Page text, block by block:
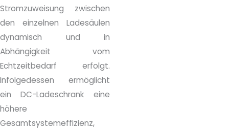
Stromzuweisung zwischen
den einzelnen Ladesäulen
dynamisch und in
Abhängigkeit vom
Echtzeitbedarf erfolgt.
Infolgedessen ermöglicht
ein DC-Ladeschrank eine
höhere
Gesamtsystemeffizienz,